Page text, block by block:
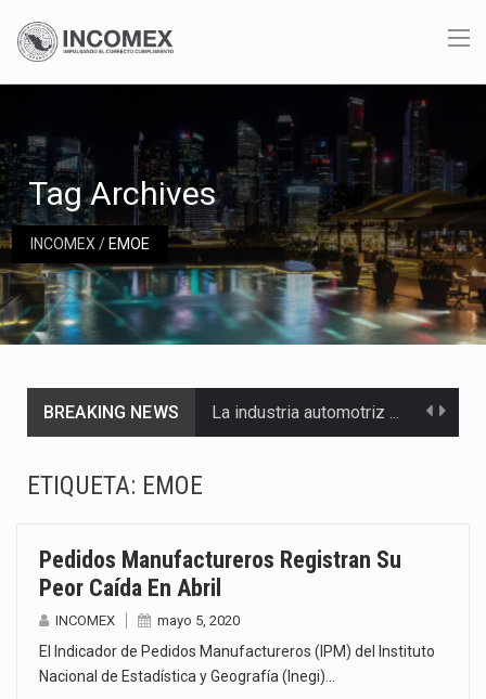
INCOMEX/ EMOE
Tag Archives
BREAKING NEWS
El Departamento de Agricultura de Estados Unidos (USDA) suspendió el 5 de agosto de 2026…
La industria manufacturera de exportación afiliada a Index en Nuevo León ha alcanzado hasta 10%…
ETIQUETA: EMOE
Pedidos Manufactureros Registran Su
Peor Caída En Abril
INCOMEX mayo 5, 2020
El Indicador de Pedidos Manufactureros (IPM) del Instituto
Nacional de Estadística y Geografía (Inegi)…